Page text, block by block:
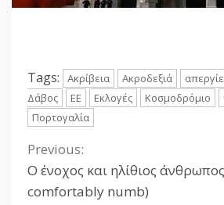
Tags: Ακρίβεια Ακροδεξιά
Δάβος
ΕΕ Εκλογές Κοσμοδρόμιο
Πορτογαλία
Continue
Reading
Previous:
Ο ένοχος και ηλίθιος
comfortably numb)